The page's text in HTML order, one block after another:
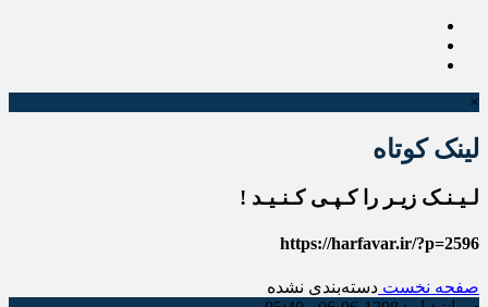
×
لینک کوتاه
لـیـنـک زیـر را کـپـی کـنـیـد !
https://harfavar.ir/?p=2596
صفحه نخست دسته‌بندی نشده